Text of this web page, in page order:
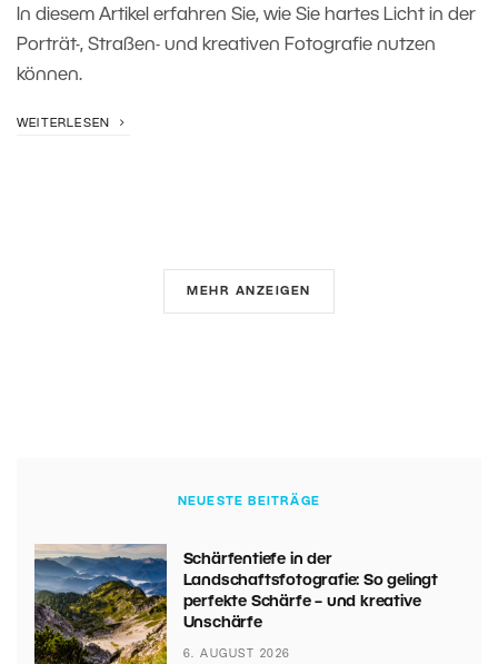
In diesem Artikel erfahren Sie, wie Sie hartes Licht in der
Porträt-, Straßen- und kreativen Fotografie nutzen
können.
WEITERLESEN
MEHR ANZEIGEN
NEUESTE BEITRÄGE
Schärfentiefe in der
Landschaftsfotografie: So gelingt
perfekte Schärfe – und kreative
Unschärfe
6. AUGUST 2026